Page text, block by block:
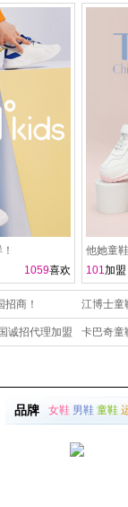
1059喜欢
他她童
101加盟
商！ 江博士童
诚招代理加盟 卡巴奇
品牌 女鞋 男鞋 童鞋